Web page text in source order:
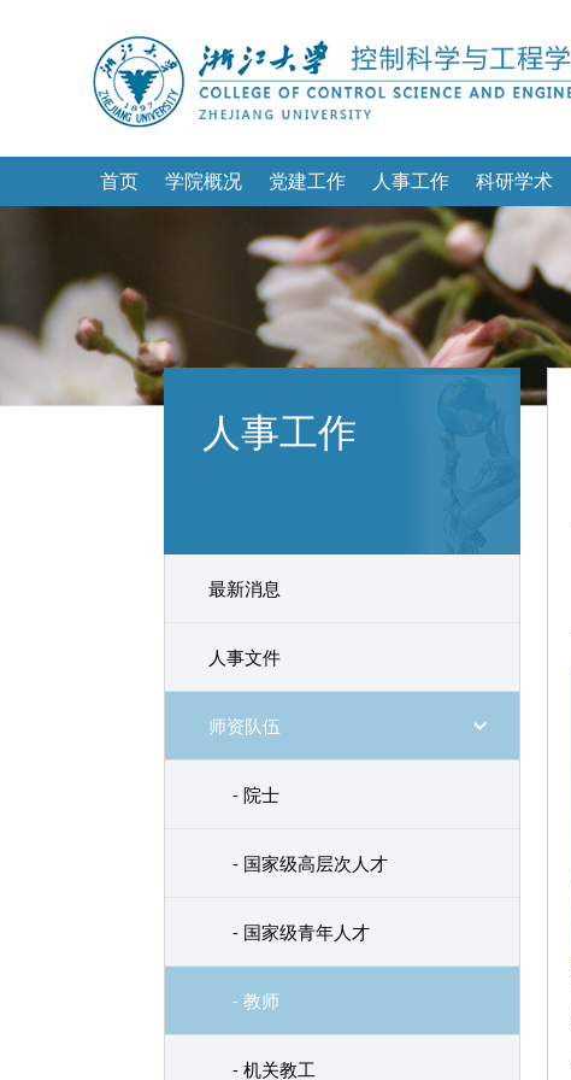
首页 学院概况 党建工作 人事工作 科研学术
人事工作
最新消息
人事文件
师资队伍
- 院士
- 国家级高层次人才
- 国家级青年人才
- 教师
- 机关教工